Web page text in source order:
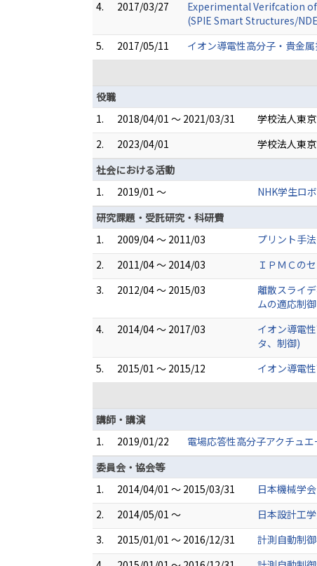
4.
2017/03/27
Experimental Verifcation
(SPIE Smart Structures/
5.
2017/05/11
イオン導電性高分子・貴金
役職
1.
2018/04/01 ～ 2021/03/31
学校法人東
2.
2023/04/01
学校法人東
社会における活動
1.
2019/01 ～
NHK学生ロ
研究課題・受託研究・科研費
1.
2009/04 ～ 2011/03
プリント手
2.
2011/04 ～ 2014/03
ＩＰＭＣの
3.
2012/04 ～ 2015/03
離散スライ
ムの適応制
4.
2014/04 ～ 2017/03
イオン導電
タ、制御)
5.
2015/01 ～ 2015/12
イオン導電
講師・講演
1.
2019/01/22
電場応答性高分子アクチュ
委員会・協会等
1.
2014/04/01 ～ 2015/03/31
日本機械学
2.
2014/05/01 ～
日本設計工
3.
2015/01/01 ～ 2016/12/31
計測自動制